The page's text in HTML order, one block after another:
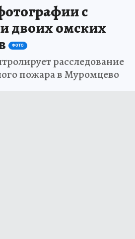
с
двоих омских
ФОТО
расследование
пожара в Муромцево